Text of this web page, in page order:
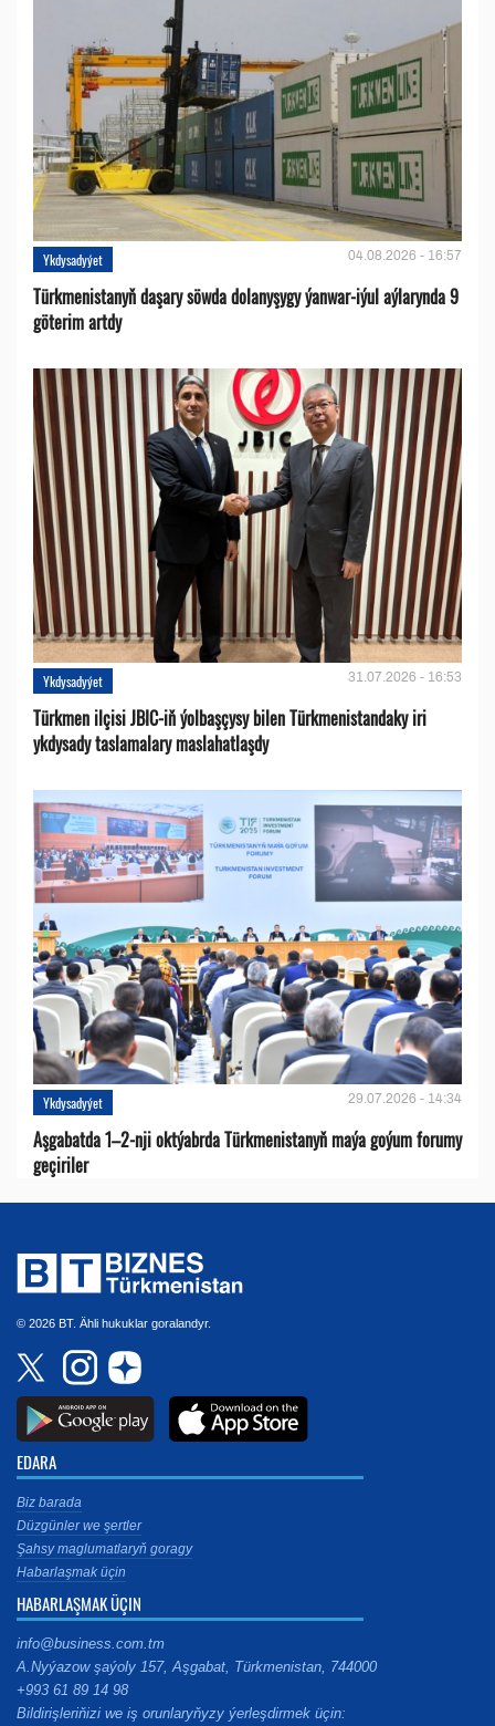
Ykdysadyýet 04.08.2026 - 16:57
Türkmenistanyň daşary söwda dolanyşygy ýanwar-iýul aýlarynda 9
göterim artdy
Ykdysadyýet 31.07.2026 - 16:53
Türkmen ilçisi JBIC-iň ýolbaşçysy bilen Türkmenistandaky iri
ykdysady taslamalary maslahatlaşdy
Ykdysadyýet 29.07.2026 - 14:34
Aşgabatda 1–2-nji oktýabrda Türkmenistanyň maýa goýum forumy
geçiriler
© 2026 BT. Ähli hukuklar goralandyr.
EDARA
Biz barada
Düzgünler we şertler
Şahsy maglumatlaryň goragy
Habarlaşmak üçin
HABARLAŞMAK ÜÇIN
info@business.com.tm
A.Nyýazow şaýoly 157, Aşgabat, Türkmenistan, 744000
+993 61 89 14 98
Bildirişleriňizi we iş orunlaryňyzy ýerleşdirmek üçin: